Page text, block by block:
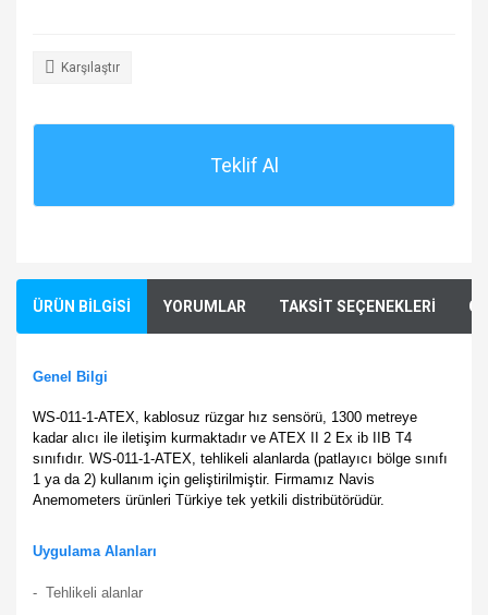
Karşılaştır
Teklif Al
ÜRÜN BİLGİSİ YORUMLAR TAKSİT SEÇENEKLERİ
Genel Bilgi
WS-011-1-ATEX, kablosuz rüzgar hız sensörü, 1300 metreye
kadar alıcı ile iletişim kurmaktadır ve ATEX II 2 Ex ib IIB T4
sınıfıdır. WS-011-1-ATEX, tehlikeli alanlarda (patlayıcı bölge sınıfı
1 ya da 2) kullanım için geliştirilmiştir. Firmamız Navis
Anemometers ürünleri Türkiye tek yetkili distribütörüdür.
Uygulama Alanları
- Tehlikeli alanlar